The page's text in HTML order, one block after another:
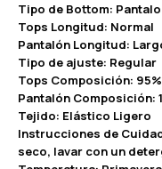
Tipo de Bottom:
Tops Longitud: Normal
Pantalón Longitud:
Tipo de ajuste: Regular
Tops Composición:
Pantalón Composición:
Tejido: Elástico Ligero
Instrucciones de
seco, lavar con un